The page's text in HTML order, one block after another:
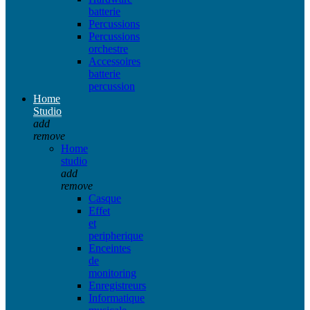
batterie
Percussions
Percussions
orchestre
Accessoires
batterie
percussion
Home
Studio
add
remove
Home
studio
add
remove
Casque
Effet
et
peripherique
Enceintes
de
monitoring
Enregistreurs
Informatique